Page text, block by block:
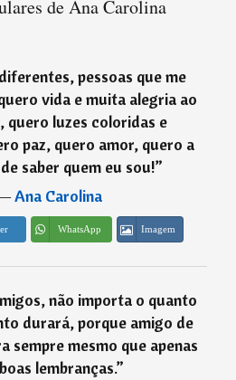
de Ana Carolina
pessoas que me
vida e muita alegria ao
quero luzes coloridas e
paz, quero amor, quero a
saber quem eu sou!”
Ana Carolina
WhatsApp Imagem
não importa o quanto
durará, porque amigo de
sempre mesmo que apenas
lembranças.”